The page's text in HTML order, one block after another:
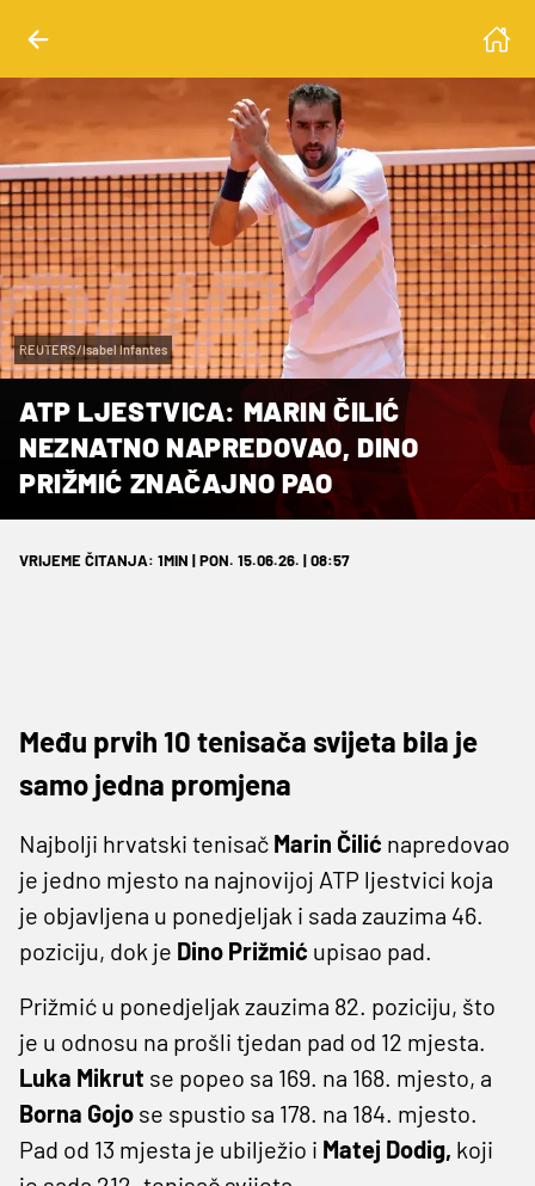
REUTERS/Isabel Infantes
ATP LJESTVICA: MARIN ČILIĆ
NEZNATNO NAPREDOVAO, DINO
PRIŽMIĆ ZNAČAJNO PAO
VRIJEME ČITANJA: 1MIN | PON. 15.06.26. | 08:57
Među prvih 10 tenisača svijeta bila je
samo jedna promjena
Najbolji hrvatski tenisač Marin Čilić napredovao
je jedno mjesto na najnovijoj ATP ljestvici koja
je objavljena u ponedjeljak i sada zauzima 46.
poziciju, dok je Dino Prižmić upisao pad.
Prižmić u ponedjeljak zauzima 82. poziciju, što
je u odnosu na prošli tjedan pad od 12 mjesta.
Luka Mikrut se popeo sa 169. na 168. mjesto, a
Borna Gojo se spustio sa 178. na 184. mjesto.
Pad od 13 mjesta je ubilježio i Matej Dodig, koji